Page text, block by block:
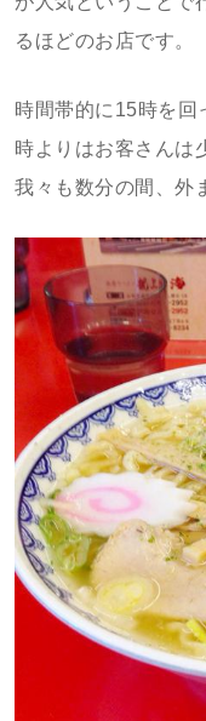
るほどのお店です。
時間帯的に15時を回
時よりはお客さんは
我々も数分の間、外